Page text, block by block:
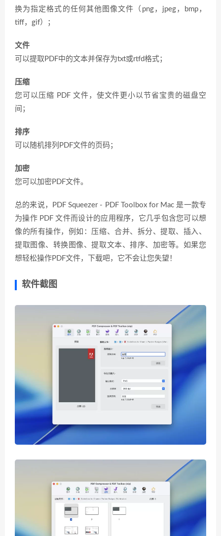
换为指定格式的任何其他图像文件（png，jpeg，bmp，
tiff，gif）；
文件
可以提取PDF中的文本并保存为txt或rtfd格式；
压缩
您可以压缩 PDF 文件，使文件更小以节省宝贵的磁盘空
间；
排序
可以随机排列PDF文件的页码；
加密
您可以加密PDF文件。
总的来说，PDF Squeezer - PDF Toolbox for Mac 是一款专
为操作 PDF 文件而设计的应用程序，它几乎包含您可以想
像的所有操作，例如：压缩、合并、拆分、提取、插入、
提取图像、转换图像、提取文本、排序、加密等。如果您
想轻松操作PDF文件，下载吧，它不会让您失望！
软件截图